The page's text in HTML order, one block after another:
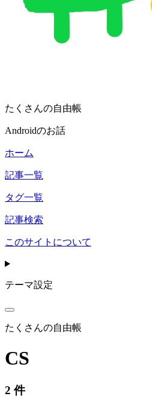
たくさんの自由帳
Androidのお話
ホーム
記事一覧
タグ一覧
記事検索
このサイトについて
テーマ設定
たくさんの自由帳
CS
2 件